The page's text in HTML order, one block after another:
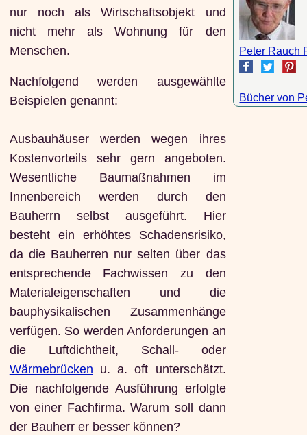
nur noch als Wirtschaftsobjekt und
nicht mehr als Wohnung für den
Menschen.
Nachfolgend werden ausgewählte
Beispielen genannt:
Ausbauhäuser werden wegen ihres
Kostenvorteils sehr gern angeboten.
Wesentliche Baumaßnahmen im
Innenbereich werden durch den
Bauherrn selbst ausgeführt. Hier
besteht ein erhöhtes Schadensrisiko,
da die Bauherren nur selten über das
entsprechende Fachwissen zu den
Materialeigenschaften und die
bauphysikalischen Zusammenhänge
verfügen. So werden Anforderungen an
die Luftdichtheit, Schall- oder
Wärmebrücken u. a. oft unterschätzt.
Die nachfolgende Ausführung erfolgte
von einer Fachfirma. Warum soll dann
der Bauherr er besser können?
Peter Rauch
Bücher von